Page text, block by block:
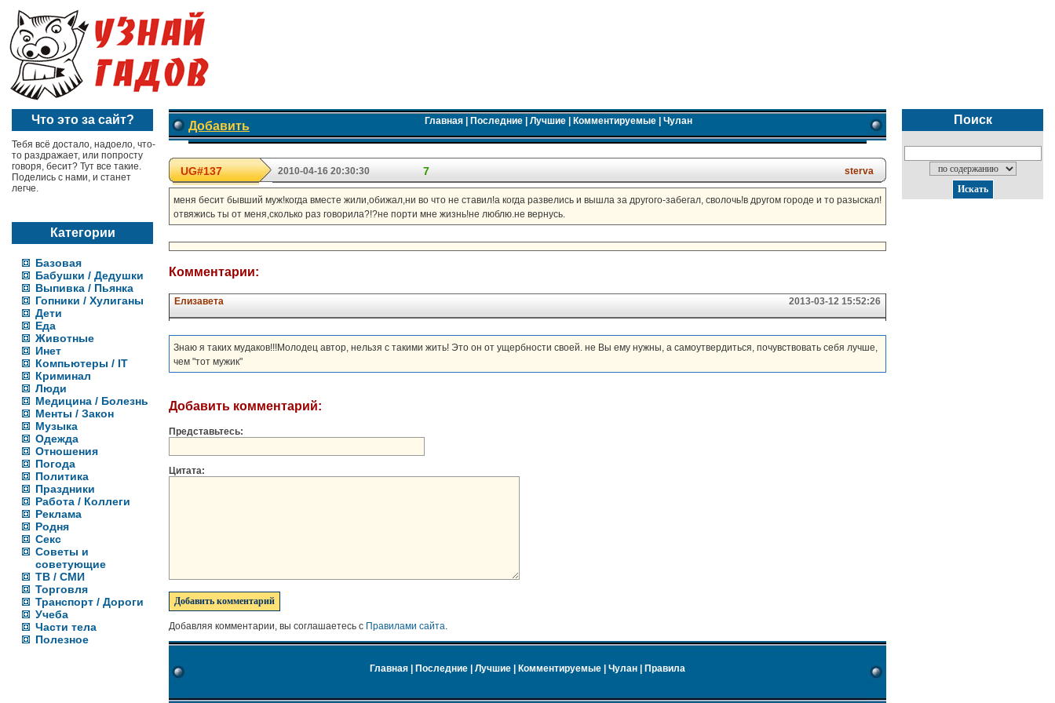
Что это за сайт?
Тебя всё достало, надоело, что-
то раздражает, или попросту
говоря, бесит? Тут все такие.
Поделись с нами, и станет
легче.
Категории
Базовая
Бабушки / Дедушки
Выпивка / Пьянка
Гопники / Хулиганы
Дети
Еда
Животные
Инет
Компьютеры / IT
Криминал
Люди
Медицина / Болезнь
Менты / Закон
Музыка
Одежда
Отношения
Погода
Политика
Праздники
Работа / Коллеги
Реклама
Родня
Секс
Советы и
советующие
ТВ / СМИ
Торговля
Транспорт / Дороги
Учеба
Части тела
Полезное
Добавить Главная| Последние| Лучшие| Комментируемые| Чулан
UG#137 2010-04-16 20:30:30 7 sterva
меня бесит бывший муж!когда вместе жили,обижал,ни во что не ставил!а когда развелись и вышла за другого-забегал, сволочь!в другом городе и то разыскал!
отвяжись ты от меня,сколько раз говорила?!?не порти мне жизнь!не люблю.не вернусь.
Комментарии:
Елизавета 2013-03-12 15:52:26
Знаю я таких мудаков!!!Молодец автор, нельзя с такими жить! Это он от ущербности своей. не Вы ему нужны, а самоутвердиться, почувствовать себя лучше,
чем "тот мужик"
Добавить комментарий:
Представьтесь:
Цитата:
Добавляя комментарии, вы соглашаетесь с Правилами сайта.
Главная Последние Лучшие Комментируемые Чулан Правила
Поиск